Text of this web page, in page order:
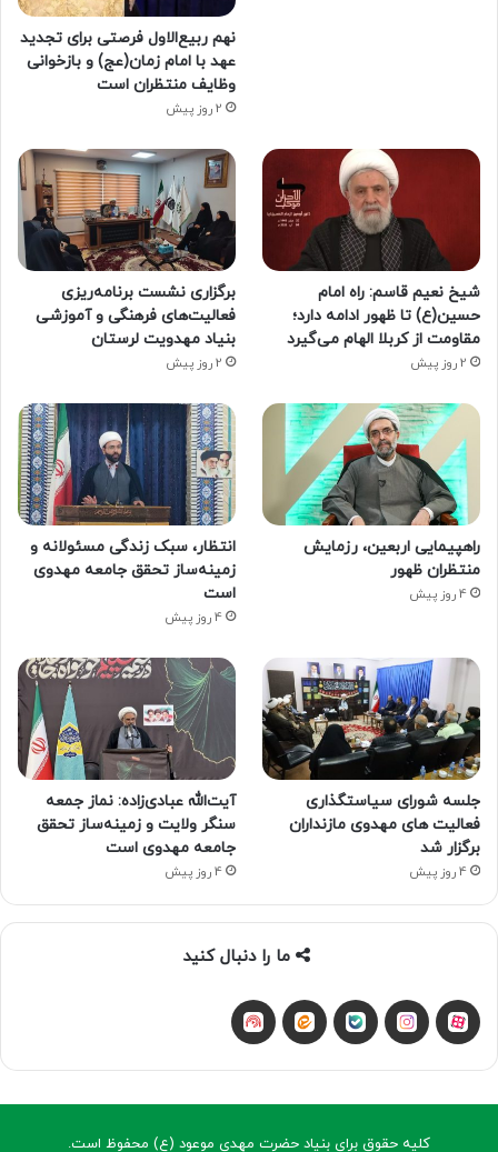
نهم ربیع‌الاول فرصتی برای تجدید
عهد با امام زمان(عج) و بازخوانی
وظایف منتظران است
2 روز پیش
شیخ نعیم قاسم: راه امام
حسین(ع) تا ظهور ادامه دارد؛
مقاومت از کربلا الهام می‌گیرد
2 روز پیش
برگزاری نشست برنامه‌ریزی
فعالیت‌های فرهنگی و آموزشی
بنیاد مهدویت لرستان
2 روز پیش
راهپیمایی اربعین، رزمایش
منتظران ظهور
4 روز پیش
انتظار، سبک زندگی مسئولانه و
زمینه‌ساز تحقق جامعه مهدوی
است
4 روز پیش
جلسه شورای سیاستگذاری
فعالیت های مهدوی مازنداران
برگزار شد
4 روز پیش
آیت‌الله عبادی‌زاده: نماز جمعه
سنگر ولایت و زمینه‌ساز تحقق
جامعه مهدوی است
4 روز پیش
ما را دنبال کنید
آپاراتاینستاگرام
بله ایتا شنوتو
کلیه حقوق برای بنیاد حضرت مهدی موعود (ع) محفوظ است.